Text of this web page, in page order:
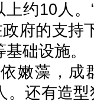
约10人
府的支持
础设施。
嫩藻，成
。还有造